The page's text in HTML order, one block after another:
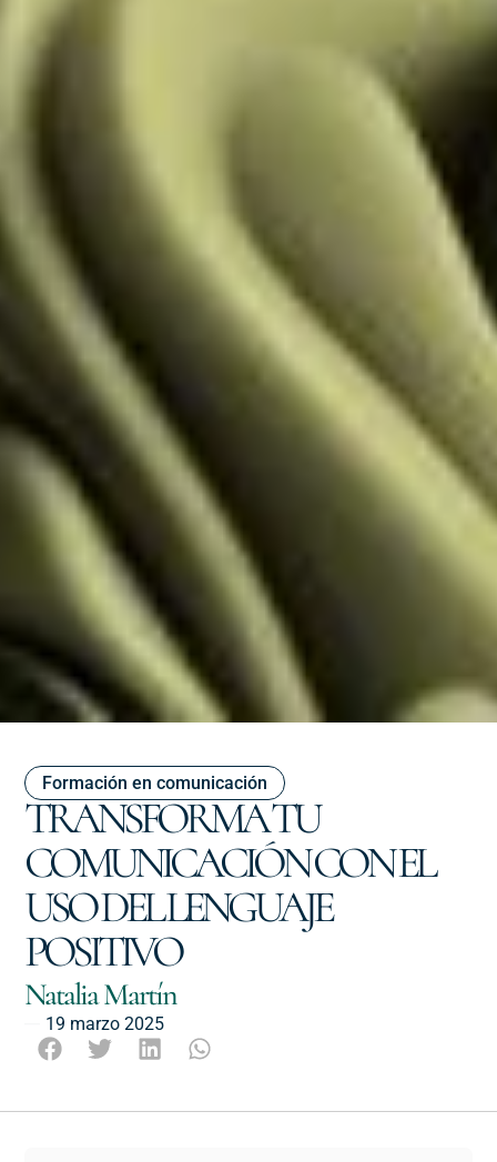
TRANSFORMA TU
COMUNICACIÓN CON EL
USO DEL LENGUAJE
POSITIVO
Formación en comunicación
Natalia Martín
19 marzo 2025